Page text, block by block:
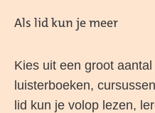
Als lid kun je meer
Kies uit een groot
luisterboeken,
lid kun je volop lezen,